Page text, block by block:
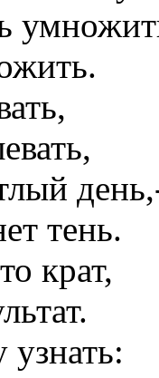
тень.
крат,